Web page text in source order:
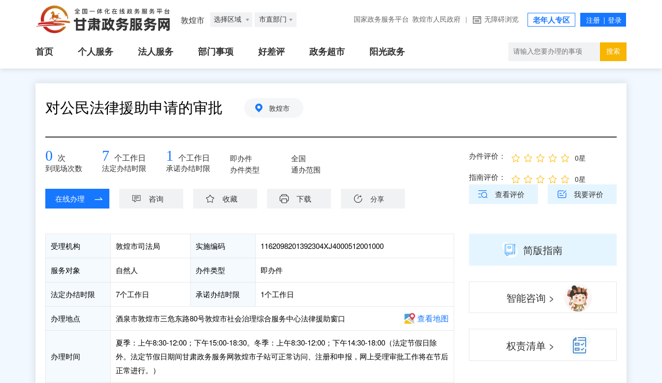
敦煌市 选择区域 市直部门 国家政务服务平台 敦煌市人民政府 无障碍浏览 老年人专区
首页 个人服务 法人服务 部门事项 好差评 政务超市 阳光政务 搜索
对公民法律援助申请的审批 敦煌市
0 次
到现场次数
7 个工作日
法定办结时限
1 个工作日
承诺办结时限
即办件
办件类型
全国
通办范围
在线办理 咨询 收藏 下载 分享
办件评价： 0星
指南评价： 0星
查看评价 我要评价
受理机构 敦煌市司法局 实施编码 1162098201392304XJ4000512001000
服务对象 自然人 办件类型 即办件
法定办结时限 7个工作日 承诺办结时限 1个工作日
办理地点 酒泉市敦煌市三危东路80号敦煌市社会治理综合服务中心法律援助窗口 查看地图
办理时间
夏季：上午8:30-12:00；下午15:00-18:30。冬季：上午8:30-12:00；下午14:30-18:00（法定节假日除
外。法定节假日期间甘肃政务服务网敦煌市子站可正常访问、注册和申报，网上受理审批工作将在节后
正常进行。）
简版指南
智能咨询 >
权责清单 >